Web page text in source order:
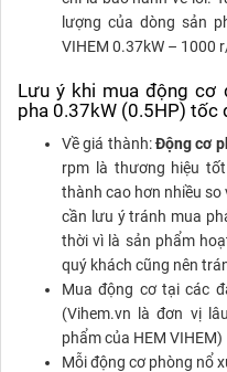
lượng của dòng sản
VIHEM 0.37kW – 1000
Lưu ý khi mua động cơ
pha 0.37kW (0.5HP)
Về giá thành:Động cơ
rpm là thương hiệu
thành cao hơn nhiều
cần lưu ý tránh mua
thời vì là sản phẩm
quý khách cũng nên
Mua động cơ tại các
(Vihem.vn là đơn vị
phẩm của HEM VIHEM)
Mỗi động cơ phòng nổ